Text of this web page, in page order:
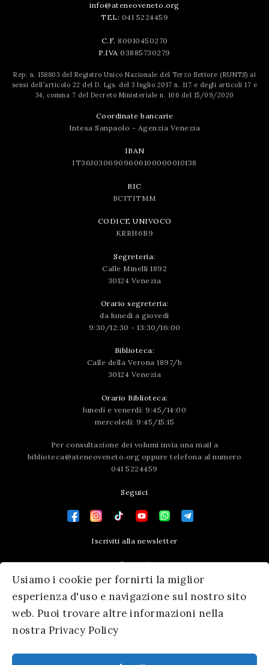
Usiamo i cookie per fornirti la miglior
esperienza d'uso e navigazione sul nostro sito
web. Puoi trovare altre informazioni nella
nostra Privacy Policy
info@ateneoveneto.org
TEL: 041 5224459
C.F. 80010450270
P.IVA 03885730279
Rep. n. 158803 del Registro Unico Nazionale del Terzo Settore (RUNTS) ai
sensi dell’articolo 22 del D. Lgs. del 3 luglio 2017 n. 117 e degli articoli 17 e
34, comma 7 del Decreto Ministeriale n. 106 del 15/09/2020
Coordinate bancarie
Intesa Sanpaolo - Agenzia Venezia
IBAN
IT36J0306909606100000010138
BIC
BCITITMM
CODICE UNIVOCO
KRRH6B9
Segreteria:
Calle Minelli 1892
30124 Venezia
Orario segreteria:
da lunedì a giovedì
9:30/12:30 - 13:30/16:00
Biblioteca:
Calle della Verona 1897/b
30124 Venezia
Orario Biblioteca:
lunedì e venerdì: 9:45/14:00
mercoledì: 9:45/15:15
Per consultazione dei volumi invia una mail a
biblioteca@ateneoveneto.org oppure telefona al numero
041 5224459
Seguici
Iscriviti alla newsletter
Contatti